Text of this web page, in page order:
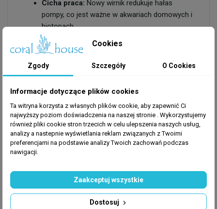
Cicha praca: Nowy wirnik redukuje hałas
pompy, co jest ważne w akwariach domowych i
biotopach.
Bezpieczeństwo akwarium:
nagłym przestojom pompy, chroniąc ryby i
rośliny przed niedotlenieniem.
Wsparcie codziennej eksploatacji:
stabilne działanie systemu filtracji.
Praktyczne wskazówki dla
akwarysty:
Wymieniaj wirnik co 12–18 miesięcy lub gdy
Przed montażem oczyść obudowę pompy, aby
uniknąć zanieczyszczeń i wydłużyć żywotność
nowego wirnika.
Upewnij się, że wirnik i rotor są prawidłowo
Cookies
Zgody Szczegóły O Cookies
Informacje dotyczące plików cookies
Ta witryna korzysta z własnych plików cookie, aby zapewnić Ci
najwyższy poziom doświadczenia na naszej stronie . Wykorzystujemy
również pliki cookie stron trzecich w celu ulepszenia naszych usług,
analizy a nastepnie wyświetlania reklam związanych z Twoimi
preferencjami na podstawie analizy Twoich zachowań podczas
nawigacji.
Dostosuj
Zaakceptuj wszystkie